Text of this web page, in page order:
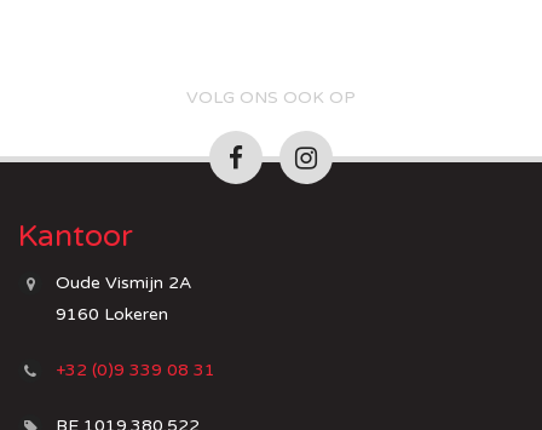
VOLG ONS OOK OP
Kantoor
Oude Vismijn 2A
9160 Lokeren
+32 (0)9 339 08 31
BE 1019.380.522